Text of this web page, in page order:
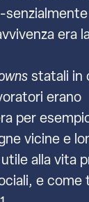
era la
statali in
erano
per
vicine e
alla vita
e come